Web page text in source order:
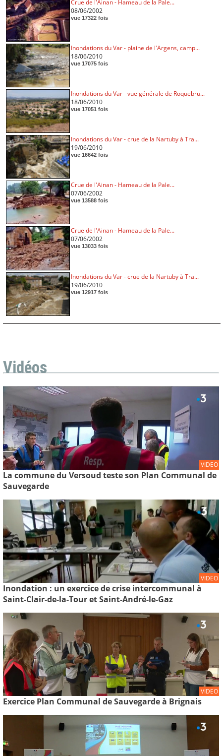
Crue de l'Ainan - Hameau de la Pale...
08/06/2002
vue 17322 fois
Inondations du Var - plaine de l'Argens, camp...
18/06/2010
vue 17075 fois
Inondations du Var - vue générale de Roquebru...
18/06/2010
vue 17051 fois
Inondations du Var - crue de la Nartuby à Tra...
19/06/2010
vue 16642 fois
Crue de l'Ainan - Hameau de la Pale...
07/06/2002
vue 13588 fois
Crue de l'Ainan - Hameau de la Pale...
07/06/2002
vue 13033 fois
Inondations du Var - crue de la Nartuby à Tra...
19/06/2010
vue 12917 fois
Vidéos
VIDEO
La commune du Versoud teste son Plan Communal de
Sauvegarde
VIDEO
Inondation : un exercice de crise intercommunal à
Saint-Clair-de-la-Tour et Saint-André-le-Gaz
VIDEO
Exercice Plan Communal de Sauvegarde à Brignais